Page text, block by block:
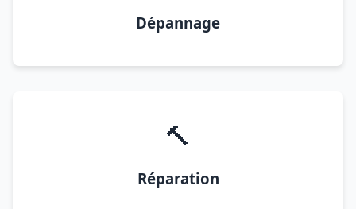
Dépannage
🔨
Réparation